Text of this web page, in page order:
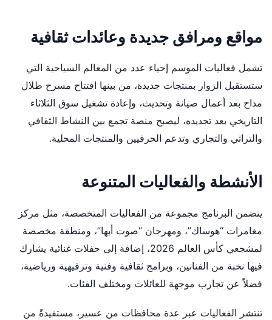
مواقع ومرافق جديدة وعائدات ثقافية
تشمل فعاليات الموسم إحياء عدد من المعالم السياحية التي
ستستقبل الزوار بمنتجات جديدة، من بينها افتتاح مسرح طلال
مداح بعد أعمال صيانة وتحديث، وإعادة تشغيل سوق الثلاثاء
التاريخي بعد تجديده، ليصبح منصة تجمع بين النشاط الثقافي
والتراثي والتجاري وتدعم الحرفيين والمنتجات المحلية.
الأنشطة والفعاليات المتنوعة
يتضمن البرنامج مجموعة من الفعاليات المتخصصة، مثل مركز
مغامرات “هوساك”، ومهرجان “صوت أبها”، ومنطقة مخصصة
لمشجعي كأس العالم 2026، إضافة إلى حفلات غنائية يشارك
فيها نخبة من الفنانين، وبرامج ثقافية وفنية وترفيهية ورياضية،
فضلاً عن تجارب موجهة للعائلات ومختلف الفئات.
تنتشر الفعاليات عبر عدة محافظات من عسير، مستفيدةً من